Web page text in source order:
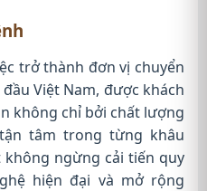
trở thành đơn vị chuyển
Việt Nam, được khách
không chỉ bởi chất lượng
tâm trong từng khâu
không ngừng cải tiến quy
hiện đại và mở rộng